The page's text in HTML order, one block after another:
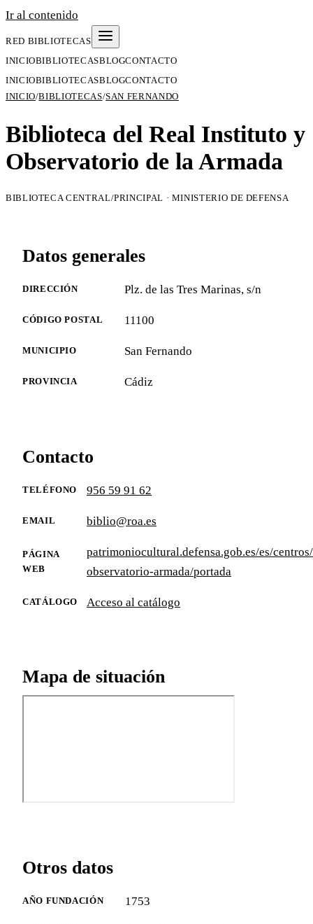
Ir al contenido
RED BIBLIOTECAS
INICIOBIBLIOTECASBLOGCONTACTO
INICIOBIBLIOTECASBLOGCONTACTO
INICIO/BIBLIOTECAS/SAN FERNANDO
Biblioteca del Real Instituto y
Observatorio de la Armada
BIBLIOTECA CENTRAL/PRINCIPAL · MINISTERIO DE DEFENSA
Datos generales
DIRECCIÓN Plz. de las Tres Marinas, s/n
CÓDIGO POSTAL 11100
MUNICIPIO San Fernando
PROVINCIA Cádiz
Contacto
TELÉFONO 956 59 91 62
EMAIL biblio@roa.es
PÁGINA
WEB
patrimoniocultural.defensa.gob.es/es/
observatorio-armada/portada
CATÁLOGO Acceso al catálogo
Mapa de situación
Otros datos
AÑO FUNDACIÓN 1753